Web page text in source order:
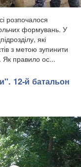
розпочалося
формувань. У
які
з метою зупинити
Як правило ос...
12-й батальон